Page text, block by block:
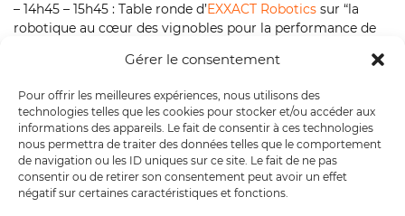
Gérer le consentement
Pour offrir les meilleures expériences, nous utilisons des
technologies telles que les cookies pour stocker et/ou accéder aux
informations des appareils. Le fait de consentir à ces technologies
nous permettra de traiter des données telles que le comportement
de navigation ou les ID uniques sur ce site. Le fait de ne pas
consentir ou de retirer son consentement peut avoir un effet
négatif sur certaines caractéristiques et fonctions.
– 14h45 – 15h45 : Table ronde d’EXXACT Robotics sur “la
robotique au cœur des vignobles pour la performance de
–> Inscription gratuite en ligne :
https://lnkd.in/etMjYSdP